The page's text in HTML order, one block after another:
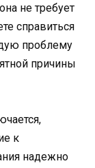
не требует
справиться
проблему
причины
к
надежно